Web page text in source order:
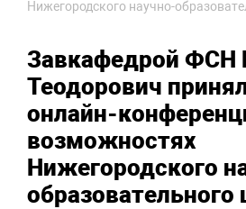
Нижегородского научно-
Завкафедрой ФСН
Теодорович
онлайн-
возможностях
Нижегородского
образовательного